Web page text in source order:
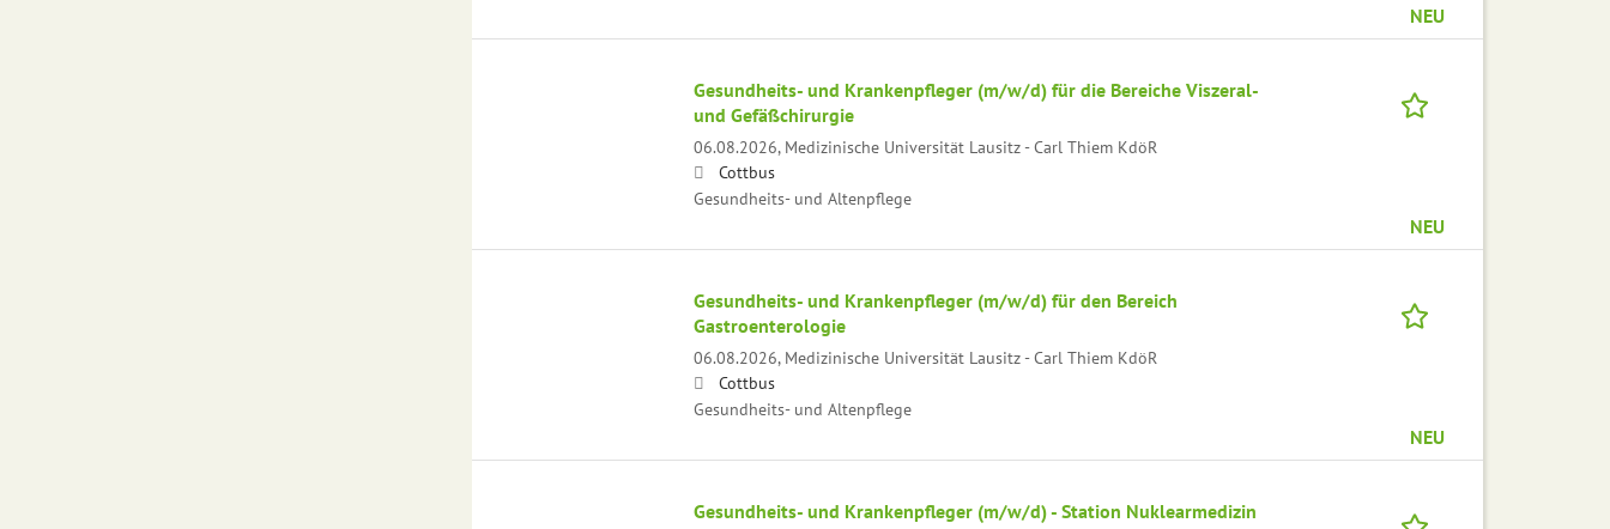
NEU
Gesundheits- und Krankenpfleger (m/w/d) für die Bereiche Viszeral-
und Gefäßchirurgie
06.08.2026, Medizinische Universität Lausitz - Carl Thiem KdöR
Cottbus
Gesundheits- und Altenpflege
NEU
Gesundheits- und Krankenpfleger (m/w/d) für den Bereich
Gastroenterologie
06.08.2026, Medizinische Universität Lausitz - Carl Thiem KdöR
Cottbus
Gesundheits- und Altenpflege
NEU
Gesundheits- und Krankenpfleger (m/w/d) - Station Nuklearmedizin